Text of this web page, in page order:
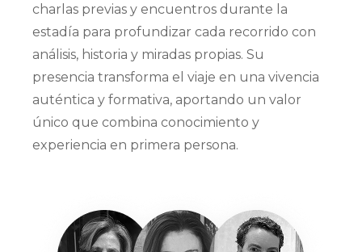
charlas previas y encuentros durante la
estadía para profundizar cada recorrido con
análisis, historia y miradas propias. Su
presencia transforma el viaje en una vivencia
auténtica y formativa, aportando un valor
único que combina conocimiento y
experiencia en primera persona.